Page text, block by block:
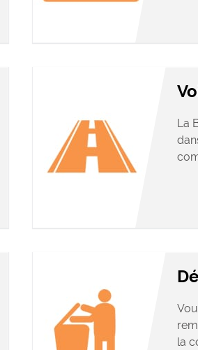
La
la